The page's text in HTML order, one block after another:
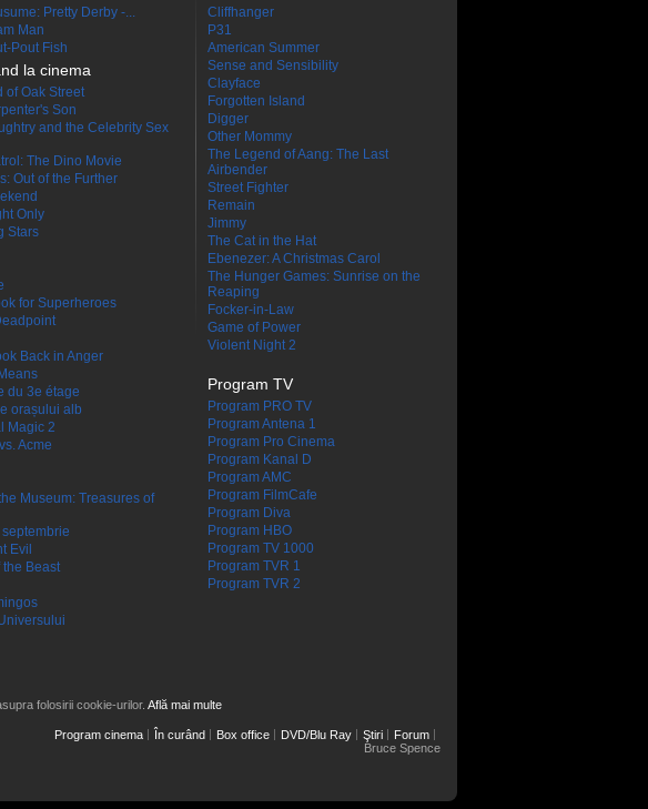
Pretty Derby -...
Man
Pout Fish
la cinema
of Oak Street
Son
and the Celebrity Sex
The Dino Movie
Out of the Further
Only
Stars
for Superheroes
Back in Anger
du 3e étage
orașului alb
Magic 2
Acme
Museum: Treasures of
Evil
the Beast
Cliffhanger
P31
American Summer
Sense and Sensibility
Clayface
Forgotten Island
Digger
Other Mommy
The Legend of Aang: The Last
Airbender
Street Fighter
Remain
Jimmy
The Cat in the Hat
Ebenezer: A Christmas Carol
The Hunger Games: Sunrise on the
Reaping
Focker-in-Law
Game of Power
Violent Night 2
Program TV
Program PRO TV
Program Antena 1
Program Pro Cinema
Program Kanal D
Program AMC
Program FilmCafe
Program Diva
Program HBO
Program TV 1000
Program TVR 1
Program TVR 2
folosirii cookie-urilor. Află mai multe
Program cinema În curând Box office DVD/Blu Ray Ştiri
Forum
Bruce Spence